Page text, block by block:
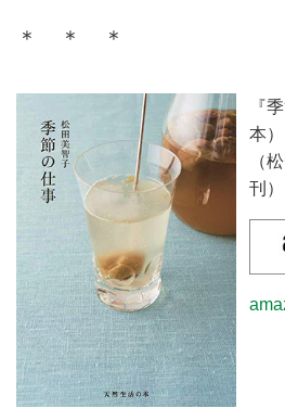
＊ ＊ ＊
『
本）
（
刊）